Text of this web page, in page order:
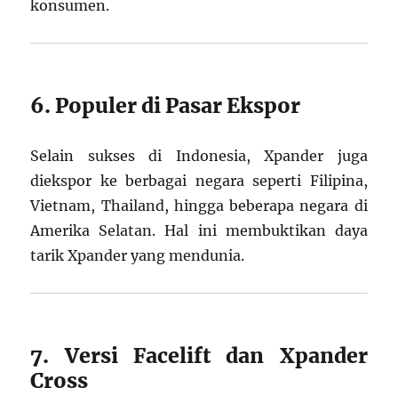
konsumen.
6. Populer di Pasar Ekspor
Selain sukses di Indonesia, Xpander juga
diekspor ke berbagai negara seperti Filipina,
Vietnam, Thailand, hingga beberapa negara di
Amerika Selatan. Hal ini membuktikan daya
tarik Xpander yang mendunia.
7. Versi Facelift dan Xpander
Cross